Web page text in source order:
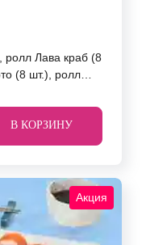
ролл Лава краб (8
(8 шт.), ролл
соус. Они
вид блюда
В КОРЗИНУ
Акция